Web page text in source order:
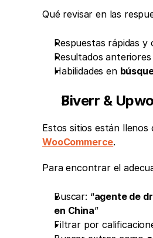
Qué revisar en las
Respuestas rápidas y
Resultados anteriores
Habilidades en
Fiverr &
Estos sitios están llenos
WooCommerce.
Para encontrar el
Buscar: “agente de
en China”
Filtrar por